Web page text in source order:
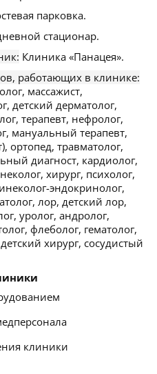
парковка.
стационар.
Клиника «Панацея».
работающих в клинике:
массажист,
детский дерматолог,
терапевт, нефролог,
мануальный терапевт,
ортопед, травматолог,
диагност, кардиолог,
хирург, психолог,
эндокринолог,
лор, детский лор,
уролог, андролог,
флеболог, гематолог,
хирург, сосудистый
клиники